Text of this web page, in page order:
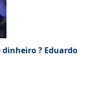
? Eduardo